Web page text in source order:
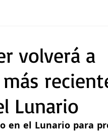
volverá a
Lunario
en el Lunario para